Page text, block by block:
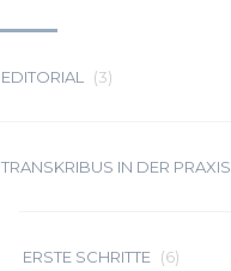
EDITORIAL (3)
TRANSKRIBUS IN DER PRAXIS
ERSTE SCHRITTE (6)